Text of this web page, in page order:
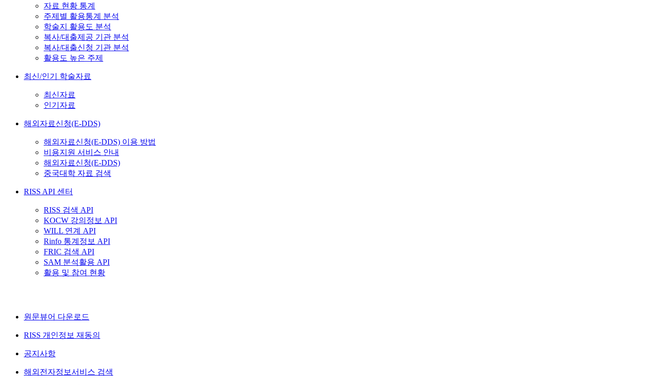
자료 현황 통계
주제별 활용통계 분석
학술지 활용도 분석
복사/대출제공 기관 분석
복사/대출신청 기관 분석
활용도 높은 주제
최신/인기 학술자료
최신자료
인기자료
해외자료신청(E-DDS)
해외자료신청(E-DDS) 이용 방법
비용지원 서비스 안내
해외자료신청(E-DDS)
중국대학 자료 검색
RISS API 센터
RISS 검색 API
KOCW 강의정보 API
WILL 연계 API
Rinfo 통계정보 API
FRIC 검색 API
SAM 분석활용 API
활용 및 참여 현황
원문뷰어 다운로드
RISS 개인정보 재동의
공지사항
해외전자정보서비스 검색